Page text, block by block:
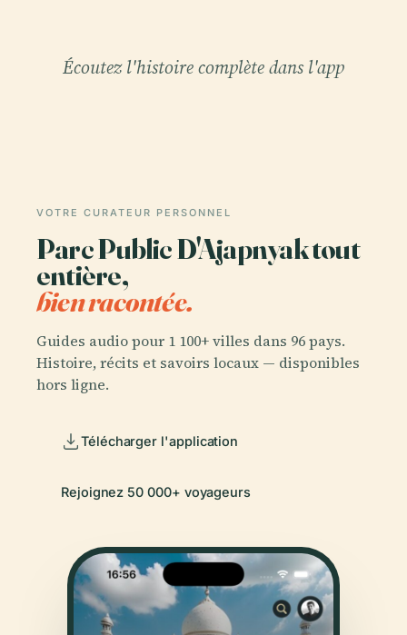
Écoutez l'histoire complète dans l'app
VOTRE CURATEUR PERSONNEL
Parc Public D'Ajapnyak tout
entière,
bien racontée.
Guides audio pour 1 100+ villes dans 96 pays.
Histoire, récits et savoirs locaux — disponibles
hors ligne.
Télécharger l'application
Rejoignez 50 000+ voyageurs